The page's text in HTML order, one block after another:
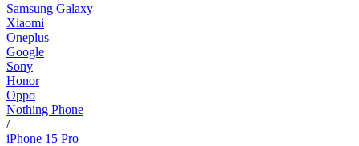
Samsung Galaxy
Xiaomi
Oneplus
Google
Sony
Honor
Oppo
Nothing Phone
/
iPhone 15 Pro